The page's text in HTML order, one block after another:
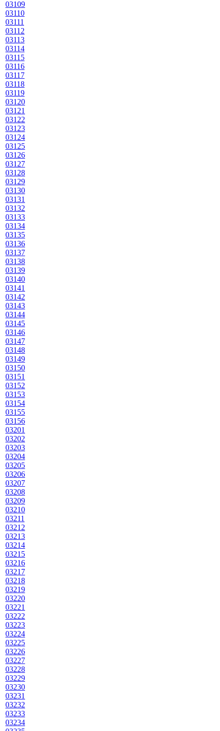
03109
03110
03111
03112
03113
03114
03115
03116
03117
03118
03119
03120
03121
03122
03123
03124
03125
03126
03127
03128
03129
03130
03131
03132
03133
03134
03135
03136
03137
03138
03139
03140
03141
03142
03143
03144
03145
03146
03147
03148
03149
03150
03151
03152
03153
03154
03155
03156
03201
03202
03203
03204
03205
03206
03207
03208
03209
03210
03211
03212
03213
03214
03215
03216
03217
03218
03219
03220
03221
03222
03223
03224
03225
03226
03227
03228
03229
03230
03231
03232
03233
03234